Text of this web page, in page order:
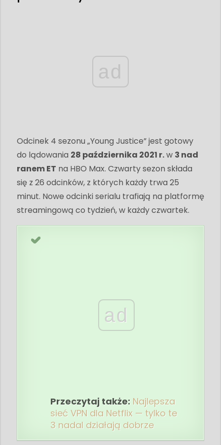
ad
Odcinek 4 sezonu „Young Justice” jest gotowy
do lądowania 28 października 2021 r.w 3 nad
ranem ET na HBO Max. Czwarty sezon składa
się z 26 odcinków, z których każdy trwa 25
minut. Nowe odcinki serialu trafiają na platformę
streamingową co tydzień, w każdy czwartek.
ad
Przeczytaj także: Najlepsza
sieć VPN dla Netflix — tylko te
3 nadal działają dobrze